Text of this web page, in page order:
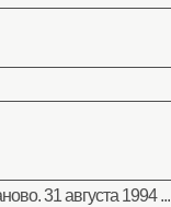
31 августа 1994 ...